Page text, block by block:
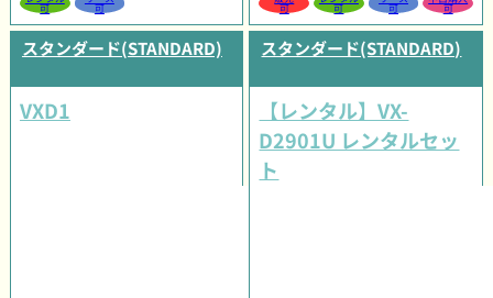
可 可 可 可 可 可
スタンダード(STANDARD)
VXD1
スタンダード(STANDARD)
【レンタル】VX-
D2901U レンタルセッ
ト